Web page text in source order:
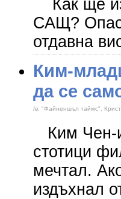
Как ще
САЩ?
отдавна
Ким-
да се
/в. "Файненшъл таймс",
Ким Чен-
стотици
мечтал.
издъхнал